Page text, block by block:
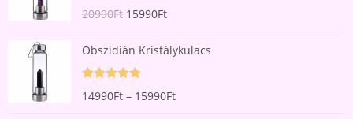
20990Ft 15990Ft
Obszidián Kristálykulacs
14990Ft – 15990Ft